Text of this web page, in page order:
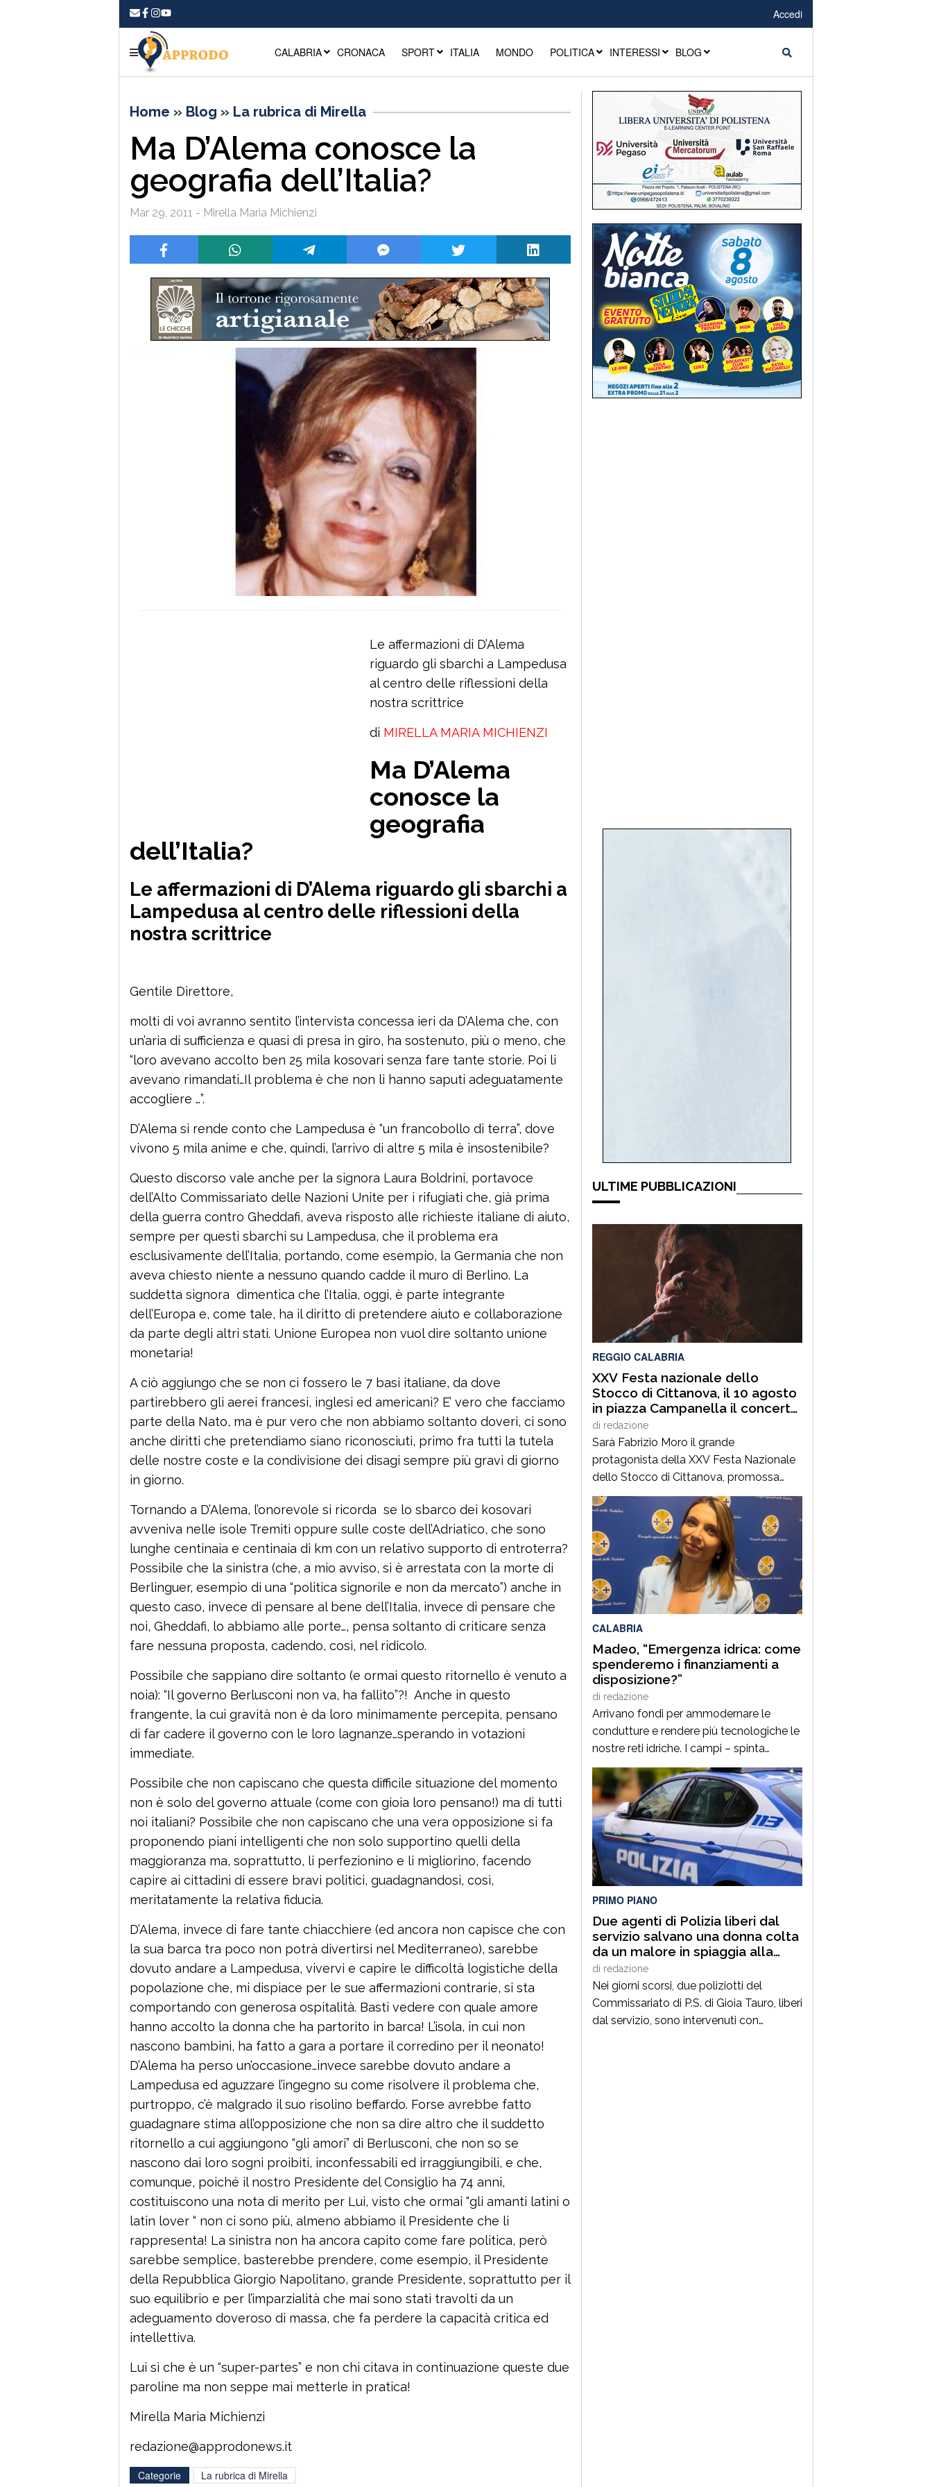
Accedi
CALABRIA CRONACA SPORT ITALIA MONDO POLITICA INTERESSI BLOG
Home » Blog » La rubrica di Mirella
Ma D’Alema conosce la
geografia dell’Italia?
Mar 29, 2011 - Mirella Maria Michienzi
Le affermazioni di D’Alema
riguardo gli sbarchi a Lampedusa
al centro delle riflessioni della
nostra scrittrice
di MIRELLA MARIA MICHIENZI
Ma D’Alema
conosce la
geografia
dell’Italia?
Le affermazioni di D’Alema riguardo gli sbarchi a
Lampedusa al centro delle riflessioni della
nostra scrittrice
Gentile Direttore,
molti di voi avranno sentito l’intervista concessa ieri da D’Alema che, con
un’aria di sufficienza e quasi di presa in giro, ha sostenuto, più o meno, che
“loro avevano accolto ben 25 mila kosovari senza fare tante storie. Poi li
avevano rimandati…Il problema è che non li hanno saputi adeguatamente
accogliere …”.
D’Alema si rende conto che Lampedusa è “un francobollo di terra”, dove
vivono 5 mila anime e che, quindi, l’arrivo di altre 5 mila è insostenibile?
Questo discorso vale anche per la signora Laura Boldrini, portavoce
dell’Alto Commissariato delle Nazioni Unite per i rifugiati che, già prima
della guerra contro Gheddafi, aveva risposto alle richieste italiane di aiuto,
sempre per questi sbarchi su Lampedusa, che il problema era
esclusivamente dell’Italia, portando, come esempio, la Germania che non
aveva chiesto niente a nessuno quando cadde il muro di Berlino. La
suddetta signora dimentica che l’Italia, oggi, è parte integrante
dell’Europa e, come tale, ha il diritto di pretendere aiuto e collaborazione
da parte degli altri stati. Unione Europea non vuol dire soltanto unione
monetaria!
A ciò aggiungo che se non ci fossero le 7 basi italiane, da dove
partirebbero gli aerei francesi, inglesi ed americani? E’ vero che facciamo
parte della Nato, ma è pur vero che non abbiamo soltanto doveri, ci sono
anche diritti che pretendiamo siano riconosciuti, primo fra tutti la tutela
delle nostre coste e la condivisione dei disagi sempre più gravi di giorno
in giorno.
Tornando a D’Alema, l’onorevole si ricorda se lo sbarco dei kosovari
avveniva nelle isole Tremiti oppure sulle coste dell’Adriatico, che sono
lunghe centinaia e centinaia di km con un relativo supporto di entroterra?
Possibile che la sinistra (che, a mio avviso, si è arrestata con la morte di
Berlinguer, esempio di una “politica signorile e non da mercato”) anche in
questo caso, invece di pensare al bene dell’Italia, invece di pensare che
noi, Gheddafi, lo abbiamo alle porte…, pensa soltanto di criticare senza
fare nessuna proposta, cadendo, così, nel ridicolo.
Possibile che sappiano dire soltanto (e ormai questo ritornello è venuto a
noia): “Il governo Berlusconi non va, ha fallito”?! Anche in questo
frangente, la cui gravità non è da loro minimamente percepita, pensano
di far cadere il governo con le loro lagnanze…sperando in votazioni
immediate.
Possibile che non capiscano che questa difficile situazione del momento
non è solo del governo attuale (come con gioia loro pensano!) ma di tutti
noi italiani? Possibile che non capiscano che una vera opposizione si fa
proponendo piani intelligenti che non solo supportino quelli della
maggioranza ma, soprattutto, li perfezionino e li migliorino, facendo
capire ai cittadini di essere bravi politici, guadagnandosi, così,
meritatamente la relativa fiducia.
D’Alema, invece di fare tante chiacchiere (ed ancora non capisce che con
la sua barca tra poco non potrà divertirsi nel Mediterraneo), sarebbe
dovuto andare a Lampedusa, vivervi e capire le difficoltà logistiche della
popolazione che, mi dispiace per le sue affermazioni contrarie, si sta
comportando con generosa ospitalità. Basti vedere con quale amore
hanno accolto la donna che ha partorito in barca! L’isola, in cui non
nascono bambini, ha fatto a gara a portare il corredino per il neonato!
D’Alema ha perso un’occasione…invece sarebbe dovuto andare a
Lampedusa ed aguzzare l’ingegno su come risolvere il problema che,
purtroppo, c’è malgrado il suo risolino beffardo. Forse avrebbe fatto
guadagnare stima all’opposizione che non sa dire altro che il suddetto
ritornello a cui aggiungono “gli amori” di Berlusconi, che non so se
nascono dai loro sogni proibiti, inconfessabili ed irraggiungibili, e che,
comunque, poiché il nostro Presidente del Consiglio ha 74 anni,
costituiscono una nota di merito per Lui, visto che ormai “gli amanti latini o
latin lover “ non ci sono più, almeno abbiamo il Presidente che li
rappresenta! La sinistra non ha ancora capito come fare politica, però
sarebbe semplice, basterebbe prendere, come esempio, il Presidente
della Repubblica Giorgio Napolitano, grande Presidente, soprattutto per il
suo equilibrio e per l’imparzialità che mai sono stati travolti da un
adeguamento doveroso di massa, che fa perdere la capacità critica ed
intellettiva.
Lui sì che è un “super-partes” e non chi citava in continuazione queste due
paroline ma non seppe mai metterle in pratica!
Mirella Maria Michienzi
redazione@approdonews.it
Categorie La rubrica di Mirella
ULTIME PUBBLICAZIONI
REGGIO CALABRIA
XXV Festa nazionale dello
Stocco di Cittanova, il 10 agosto
in piazza Campanella il concerto
di Fabrizio Moro
di redazione
Sarà Fabrizio Moro il grande
protagonista della XXV Festa Nazionale
dello Stocco di Cittanova, promossa
dall’Associazione Turistica Pro Loco di
Cittanova, con il patrocinio e il contributo
del Comune.Il concerto, in programma
lunedì 10 agosto in piazza Tommaso
Campanella, rappresenta uno degli
appuntamenti clou della manifestazione,
che da venticinque edizioni unisce
tradizione gastronomica e musica […]
CALABRIA
Madeo, “Emergenza idrica: come
spenderemo i finanziamenti a
disposizione?”
di redazione
Arrivano fondi per ammodernare le
condutture e rendere più tecnologiche le
nostre reti idriche. I campi – spinta
primaria per l’economia della Calabria –
sono a secco così come le città. È un
problema per l’agricoltura ma anche per
il regolare servizio idrico ai cittadini. La
situazione si ripropone ciclicamente ed è
da questo inverno […]
PRIMO PIANO
Due agenti di Polizia liberi dal
servizio salvano una donna colta
da un malore in spiaggia alla
Tonnara di Palmi
di redazione
Nei giorni scorsi, due poliziotti del
Commissariato di P.S. di Gioia Tauro, liberi
dal servizio, sono intervenuti con